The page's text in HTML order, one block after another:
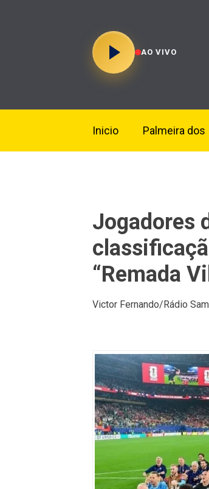
AO VIVO
Inicio Palmeira dos
Jogadores
“Remada
Victor Fernando/Rádio